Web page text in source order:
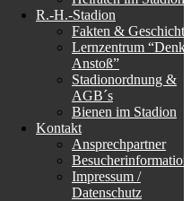
R.-H.-Stadion
Fakten & Geschichte
Lernzentrum “Denk-
Anstoß”
Stadionordnung &
AGB´s
Bienen im Stadion
Kontakt
Ansprechpartner
Impressum /
Datenschutz